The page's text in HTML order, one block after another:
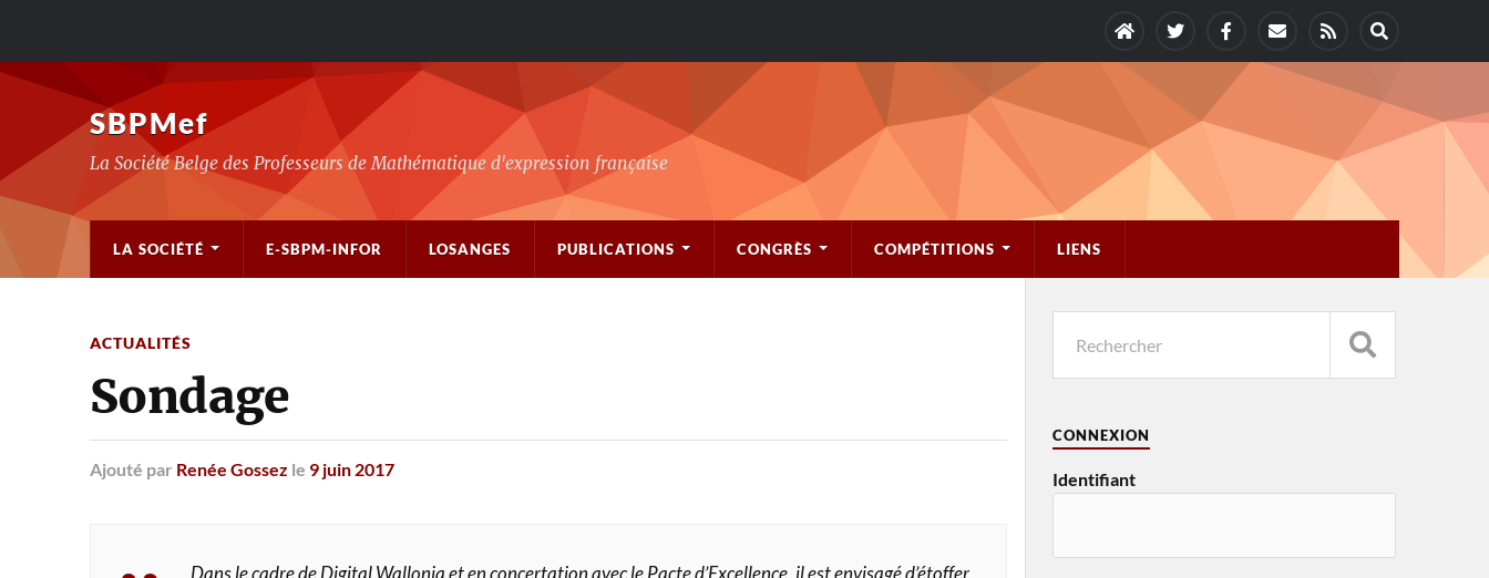
SBPMef
La Société Belge des Professeurs de Mathématique d'expression française
LA SOCIÉTÉ E-SBPM-INFOR LOSANGES PUBLICATIONS CONGRÈS COMPÉTITIONS LIENS
ACTUALITÉS
Sondage
Ajouté par Renée Gossez le 9 juin 2017
Dans le cadre de Digital Wallonia et en concertation avec le Pacte d’Excellence, il est envisagé d’étoffer
CONNEXION
Identifiant